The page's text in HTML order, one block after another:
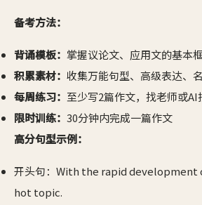
备考方法：
背诵模板： 掌握议论文、应用文的基本
积累素材： 收集万能句型、高级表达、
每周练习： 至少写2篇作文，找老师或AI
限时训练： 30分钟内完成一篇作文
高分句型示例：
开头句：With the rapid development
hot topic.